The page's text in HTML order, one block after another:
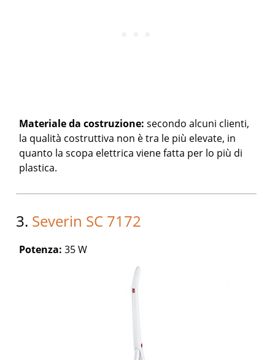
Materiale da costruzione:secondo alcuni clienti,
la qualità costruttiva non è tra le più elevate, in
quanto la scopa elettrica viene fatta per lo più di
plastica.
3. Severin SC 7172
Potenza:35 W